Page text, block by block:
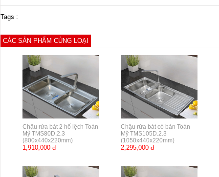
Tags :
CÁC SẢN PHẨM CÙNG LOẠI
Chậu rửa bát 2 hố lệch Toàn
Mỹ TMS80D.2.3
(800x440x220mm)
1,910,000 đ
Chậu rửa bát có bàn Toàn
Mỹ TMS105D.2.3
(1050x440x220mm)
2,295,000 đ